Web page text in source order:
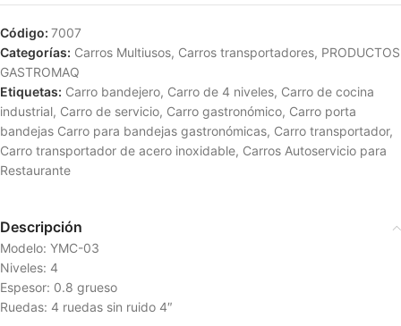
Código: 7007
Categorías: Carros Multiusos, Carros transportadores, PRODUCTOS
GASTROMAQ
Etiquetas: Carro bandejero, Carro de 4 niveles, Carro de cocina
industrial, Carro de servicio, Carro gastronómico, Carro porta
bandejas Carro para bandejas gastronómicas, Carro transportador,
Carro transportador de acero inoxidable, Carros Autoservicio para
Restaurante
Descripción
Modelo: YMC-03
Niveles: 4
Espesor: 0.8 grueso
Ruedas: 4 ruedas sin ruido 4″